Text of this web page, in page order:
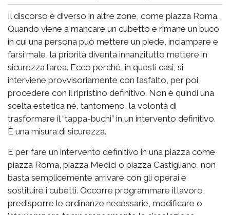
Il discorso è diverso in altre zone, come piazza Roma.
Quando viene a mancare un cubetto e rimane un buco
in cui una persona può mettere un piede, inciampare e
farsi male, la priorità diventa innanzitutto mettere in
sicurezza l’area. Ecco perché, in questi casi, si
interviene provvisoriamente con l’asfalto, per poi
procedere con il ripristino definitivo. Non è quindi una
scelta estetica né, tantomeno, la volontà di
trasformare il “tappa-buchi” in un intervento definitivo.
È una misura di sicurezza.
E per fare un intervento definitivo in una piazza come
piazza Roma, piazza Medici o piazza Castigliano, non
basta semplicemente arrivare con gli operai e
sostituire i cubetti. Occorre programmare il lavoro,
predisporre le ordinanze necessarie, modificare o